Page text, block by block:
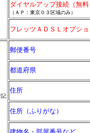
ダイヤルアップ接続（無
（ＡＰ：東京０３区域のみ）
フレッツＡＤＳＬオプシ
記
郵便番号
都道府県
住所
住所（ふりがな）